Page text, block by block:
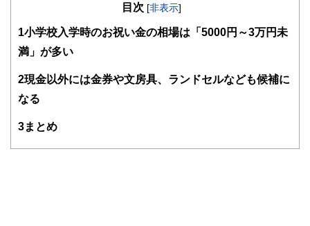
知識がない方でも理解できるようわかりやすく発信していま
得者を中心に「お金や暮らし」に関する書籍・雑誌の編集経
関わることで、読者目線のコンテンツを追求しています。
目次 [非表示]
1 小学校入学時のお祝い金の相場は「5000円～3万円未
満」が多い
2現金以外には金券や文房具、ランドセルなども候補に
なる
3まとめ